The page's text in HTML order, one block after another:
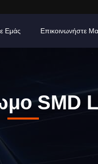
Εμάς Επικοινωνήστε
SMD